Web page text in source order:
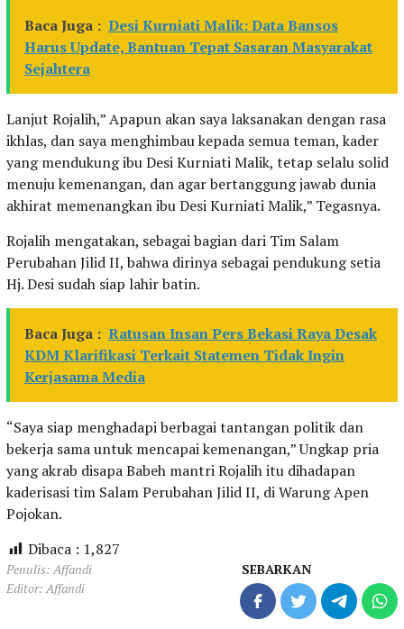
Baca Juga : Desi Kurniati Malik: Data Bansos
Harus Update, Bantuan Tepat Sasaran Masyarakat
Sejahtera
Lanjut Rojalih,” Apapun akan saya laksanakan dengan rasa
ikhlas, dan saya menghimbau kepada semua teman, kader
yang mendukung ibu Desi Kurniati Malik, tetap selalu solid
menuju kemenangan, dan agar bertanggung jawab dunia
akhirat memenangkan ibu Desi Kurniati Malik,” Tegasnya.
Rojalih mengatakan, sebagai bagian dari Tim Salam
Perubahan Jilid II, bahwa dirinya sebagai pendukung setia
Hj. Desi sudah siap lahir batin.
Baca Juga : Ratusan Insan Pers Bekasi Raya Desak
KDM Klarifikasi Terkait Statemen Tidak Ingin
Kerjasama Media
“Saya siap menghadapi berbagai tantangan politik dan
bekerja sama untuk mencapai kemenangan,” Ungkap pria
yang akrab disapa Babeh mantri Rojalih itu dihadapan
kaderisasi tim Salam Perubahan Jilid II, di Warung Apen
Pojokan.
Dibaca : 1,827
Penulis: Affandi
Editor: Affandi
SEBARKAN